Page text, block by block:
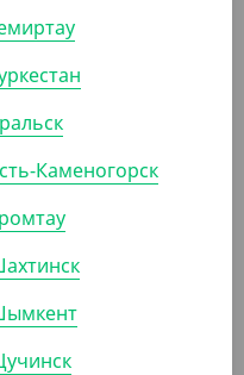
Каменогорск